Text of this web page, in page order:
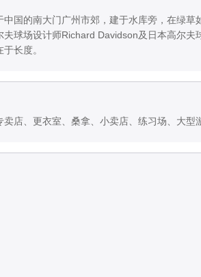
中国的南大门广州市郊，建于水库旁，在绿
夫球场设计师Richard Davidson及日本高尔
长度。
卖店、更衣室、桑拿、小卖店、练习场、大型